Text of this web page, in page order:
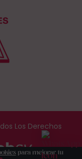
Los Derechos
para mejorar tu